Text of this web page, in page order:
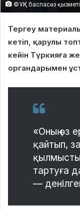
©ҰҚК баспасөз қызметі
Тергеу
кетіп, қарулы
кейін Түркияға
органдарымен
«Оның өз
қайтып,
тартуға
—